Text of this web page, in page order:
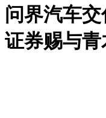
问界汽车
证券赐与